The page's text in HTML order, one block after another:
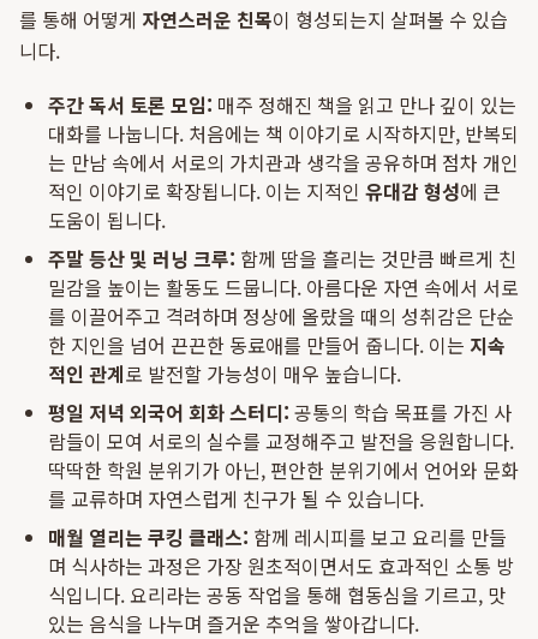
를 통해 어떻게 자연스러운 친목이 형성되는지 살펴볼 수 있습
니다.
주간 독서 토론 모임: 매주 정해진 책을 읽고 만나 깊이 있는
대화를 나눕니다. 처음에는 책 이야기로 시작하지만, 반복되
는 만남 속에서 서로의 가치관과 생각을 공유하며 점차 개인
적인 이야기로 확장됩니다. 이는 지적인 유대감 형성에 큰
도움이 됩니다.
주말 등산 및 러닝 크루: 함께 땀을 흘리는 것만큼 빠르게 친
밀감을 높이는 활동도 드뭅니다. 아름다운 자연 속에서 서로
를 이끌어주고 격려하며 정상에 올랐을 때의 성취감은 단순
한 지인을 넘어 끈끈한 동료애를 만들어 줍니다. 이는 지속
적인 관계로 발전할 가능성이 매우 높습니다.
평일 저녁 외국어 회화 스터디: 공통의 학습 목표를 가진 사
람들이 모여 서로의 실수를 교정해주고 발전을 응원합니다.
딱딱한 학원 분위기가 아닌, 편안한 분위기에서 언어와 문화
를 교류하며 자연스럽게 친구가 될 수 있습니다.
매월 열리는 쿠킹 클래스: 함께 레시피를 보고 요리를 만들
며 식사하는 과정은 가장 원초적이면서도 효과적인 소통 방
식입니다. 요리라는 공동 작업을 통해 협동심을 기르고, 맛
있는 음식을 나누며 즐거운 추억을 쌓아갑니다.